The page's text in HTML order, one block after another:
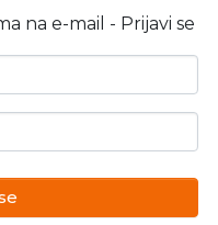
na e-mail - Prijavi se